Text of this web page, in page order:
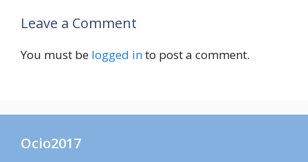
Leave a Comment
You must be logged into post a comment.
Ocio2017